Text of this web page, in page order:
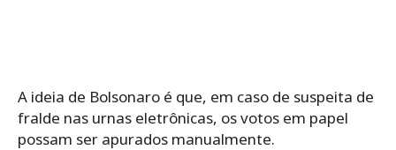
A ideia de Bolsonaro é que, em caso de suspeita de
fralde nas urnas eletrônicas, os votos em papel
possam ser apurados manualmente.